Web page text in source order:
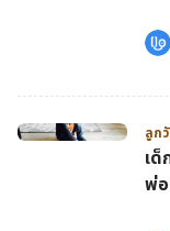
ลูก
เ
พ่